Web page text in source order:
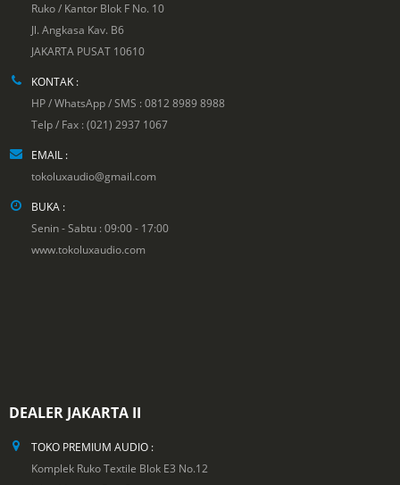
Ruko / Kantor Blok F No. 10
Jl. Angkasa Kav. B6
JAKARTA PUSAT 10610
KONTAK :
HP / WhatsApp / SMS : 0812 8989 8988
Telp / Fax : (021) 2937 1067
EMAIL :
tokoluxaudio@gmail.com
BUKA :
Senin - Sabtu : 09:00 - 17:00
www.tokoluxaudio.com
DEALER JAKARTA II
TOKO PREMIUM AUDIO :
Komplek Ruko Textile Blok E3 No.12